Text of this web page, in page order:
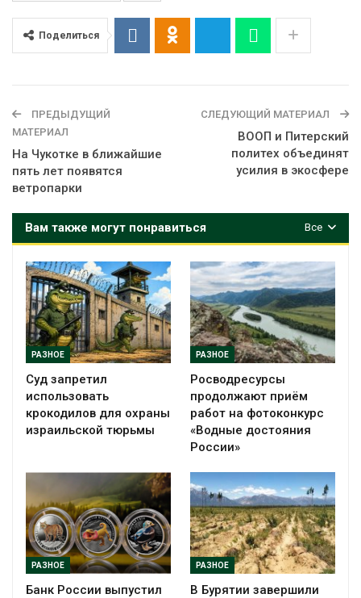
Поделиться
ПРЕДЫДУЩИЙ
МАТЕРИАЛ
На Чукотке в ближайшие
пять лет появятся
ветропарки
СЛЕДУЮЩИЙ МАТЕРИАЛ
ВООП и Питерский
политех объединят
усилия в экосфере
Все
Вам также могут понравиться
РАЗНОЕ
Суд запретил
использовать
крокодилов для охраны
израильской тюрьмы
РАЗНОЕ
Росводресурсы
продолжают приём
работ на фотоконкурс
«Водные достояния
России»
РАЗНОЕ
Банк России выпустил
РАЗНОЕ
В Бурятии завершили